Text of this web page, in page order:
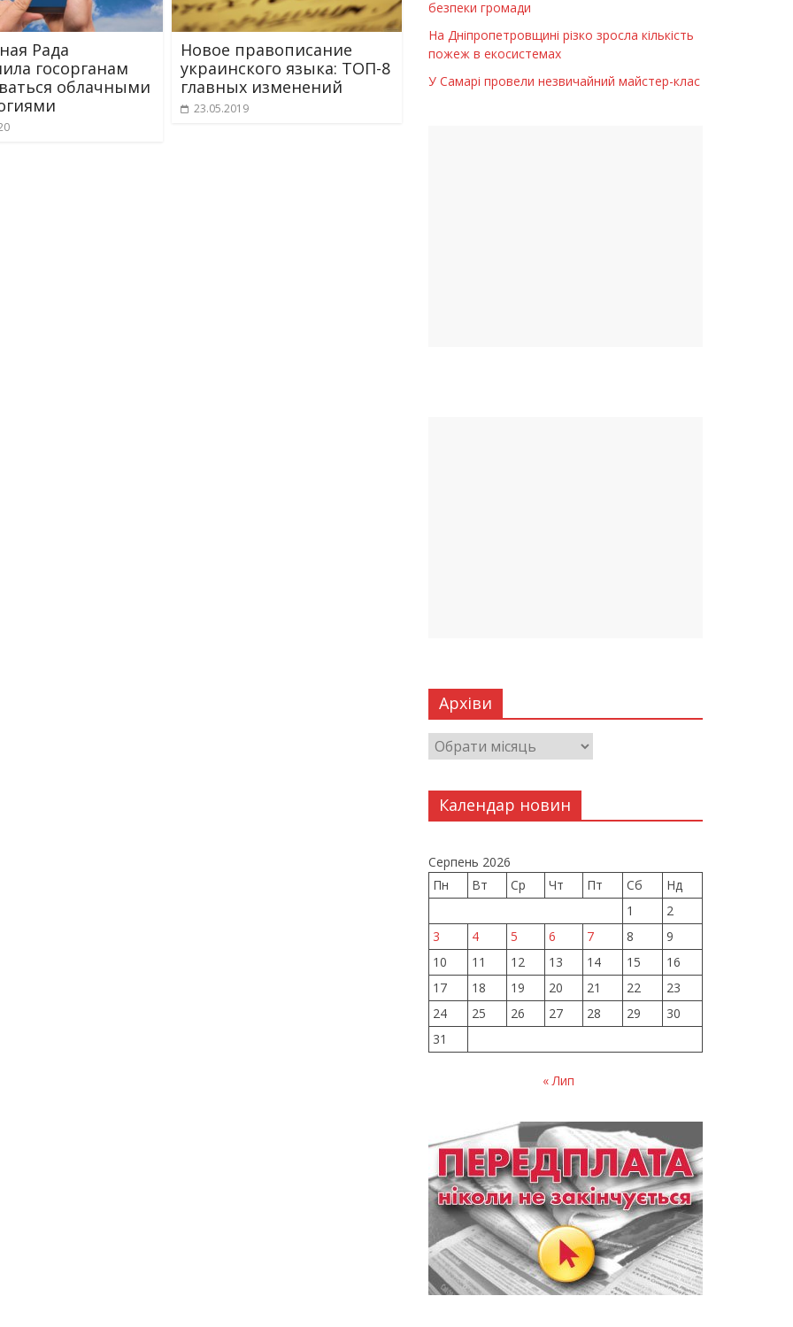
Рада
госорганам
облачными
Новое правописание
украинского языка: ТОП-8
главных изменений
23.05.2019
безпеки громади
На Дніпропетровщині різко зросла кількість
пожеж в екосистемах
У Самарі провели незвичайний майстер-клас
Архіви
Календар новин
Серпень 2026
Пн
Вт Ср Чт Пт Сб
Нд
1
2
3
4 5 6 7 8
9
10
11 12 13 14 15
16
17
18 19 20 21 22
23
24
25 26 27 28 29
30
31
« Лип